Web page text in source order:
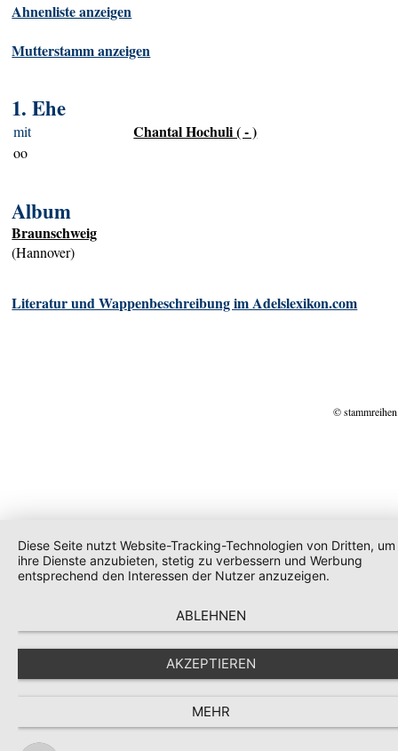
Ahnenliste anzeigen
Mutterstamm anzeigen
1. Ehe
mit Chantal Hochuli ( - )
oo
Album
Braunschweig
(Hannover)
Literatur und Wappenbeschreibung im Adelslexikon.com
©
Diese Seite nutzt Website-Tracking-Technologien von Dritten, um
ihre Dienste anzubieten, stetig zu verbessern und Werbung
entsprechend den Interessen der Nutzer anzuzeigen.
ABLEHNEN
AKZEPTIEREN
MEHR